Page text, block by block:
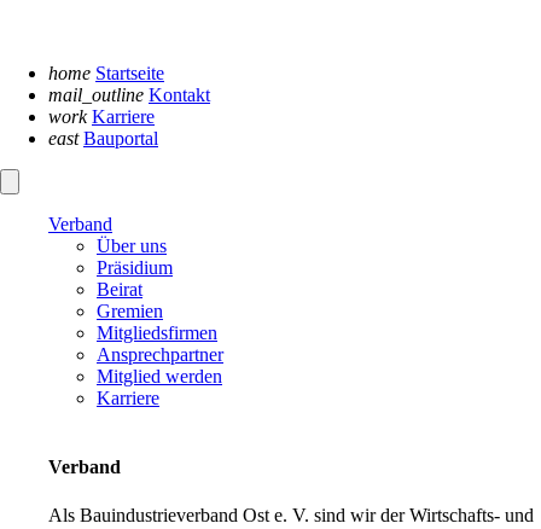
home Startseite
mail_outline Kontakt
work Karriere
east Bauportal
Verband
Über uns
Präsidium
Beirat
Gremien
Mitgliedsfirmen
Ansprechpartner
Mitglied werden
Karriere
Verband
Als Bauindustrieverband Ost e. V. sind wir der Wirtschafts- und